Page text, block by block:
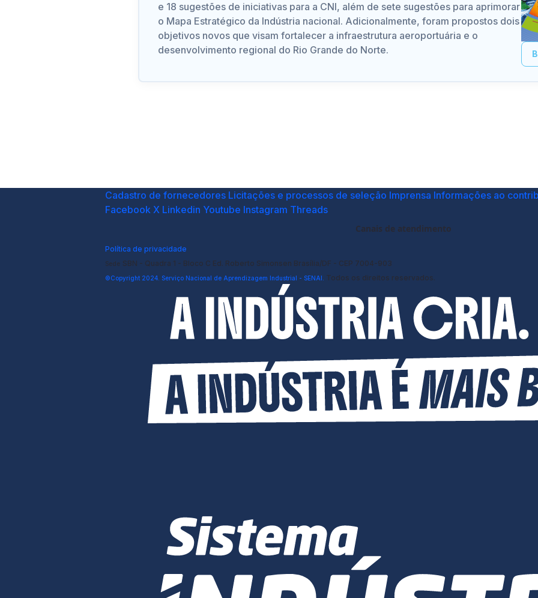
e 18 sugestões de iniciativas para a CNI, além de sete sugestões para aprimorar
o Mapa Estratégico da Indústria nacional. Adicionalmente, foram propostos dois
objetivos novos que visam fortalecer a infraestrutura aeroportuária e o
desenvolvimento regional do Rio Grande do Norte.
Cadastro de fornecedores Licitações e processos de seleção Imprensa Informações ao
Facebook X Linkedin Youtube Instagram Threads
Canais de atendimento
Política de privacidade
Sede SBN - Quadra 1 - Bloco C Ed. Roberto Simonsen Brasília/DF - CEP 7004-903
©Copyright 2024. Serviço Nacional de Aprendizagem Industrial - SENAI. Todos os direitos reservados.